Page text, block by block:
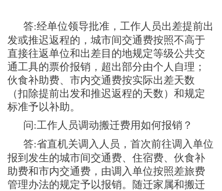
答:经单位领导批准，工作人员出差提前出
发或推迟返程的，城市间交通费按照不高于
直接往返单位和出差目的地规定等级公共交
通工具的票价报销，超出部分由个人自理；
伙食补助费、市内交通费按实际出差天数
（扣除提前出发和推迟返程的天数）和规定
标准予以补助。
问:工作人员调动搬迁费用如何报销？
答:省直机关调入人员，首次前往调入单位
报到发生的城市间交通费、住宿费、伙食补
助费和市内交通费，由调入单位按照差旅费
管理办法的规定予以报销。随迁家属和搬迁